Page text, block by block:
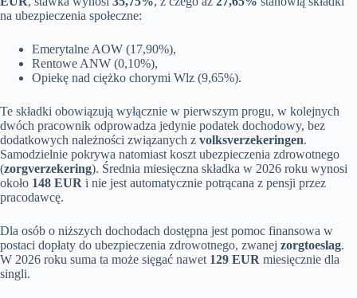
na ubezpieczenia społeczne:
Emerytalne AOW (17,90%),
Rentowe ANW (0,10%),
Opiekę nad ciężko chorymi Wlz (9,65%).
Te składki obowiązują wyłącznie w pierwszym progu, w kolejnych
dwóch pracownik odprowadza jedynie podatek dochodowy, bez
dodatkowych należności związanych z volksverzekeringen.
Samodzielnie pokrywa natomiast koszt ubezpieczenia zdrowotnego
(zorgverzekering). Średnia miesięczna składka w 2026 roku wynosi
około 148 EUR i nie jest automatycznie potrącana z pensji przez
pracodawcę.
Dla osób o niższych dochodach dostępna jest pomoc finansowa w
postaci dopłaty do ubezpieczenia zdrowotnego, zwanej zorgtoeslag.
W 2026 roku suma ta może sięgać nawet 129 EUR miesięcznie dla
singli.